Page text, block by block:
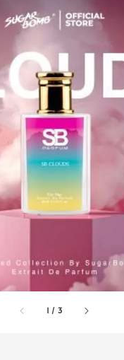
1 / 3